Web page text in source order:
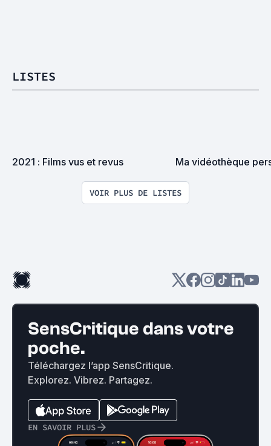
LISTES
2021 : Films vus et revus Ma vidéothèque
VOIR PLUS DE LISTES
SensCritique dans votre
poche.
Téléchargez l’app SensCritique.
Explorez. Vibrez. Partagez.
EN SAVOIR PLUS